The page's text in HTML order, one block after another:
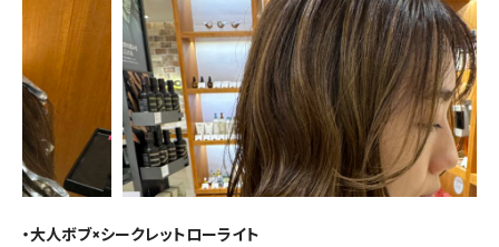
・大人ボブ×シークレットローライト